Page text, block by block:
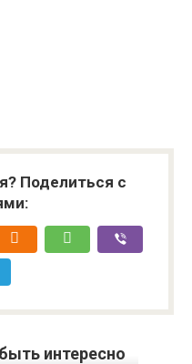
Поделиться с
интересно